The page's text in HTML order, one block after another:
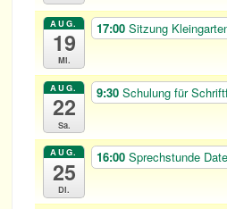
AUG.
19
Mi.
17:00Sit­zung
AUG.
22
Sa.
9:30Schu­lung für
AUG.
25
Di.
16:00Sprech­stunde